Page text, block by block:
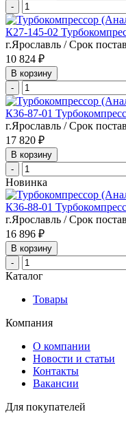
-
К27-145-02
г.Ярославль / Срок
10 824 ₽
В корзину
-
К36-87-01
г.Ярославль / Срок
17 820 ₽
В корзину
-
Новинка
К36-88-01
г.Ярославль / Срок
16 896 ₽
В корзину
-
Каталог
Товары
Компания
О компании
Новости и статьи
Контакты
Вакансии
Для покупателей